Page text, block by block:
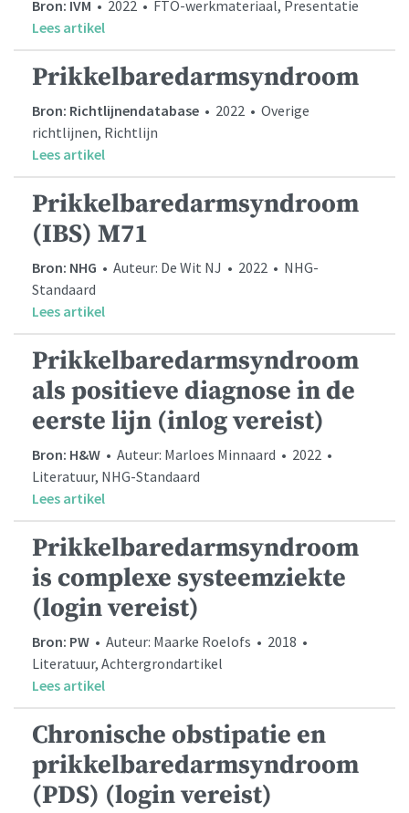
Bron: IVM • 2022 • FTO-werkmateriaal, Presentatie
Lees artikel
Prikkelbaredarmsyndroom
Bron: Richtlijnendatabase • 2022 • Overige
richtlijnen, Richtlijn
Lees artikel
Prikkelbaredarmsyndroom
(IBS) M71
Bron: NHG • Auteur: De Wit NJ • 2022 • NHG-
Standaard
Lees artikel
Prikkelbaredarmsyndroom
als positieve diagnose in de
eerste lijn (inlog vereist)
Bron: H&W • Auteur: Marloes Minnaard • 2022 •
Literatuur, NHG-Standaard
Lees artikel
Prikkelbaredarmsyndroom
is complexe systeemziekte
(login vereist)
Bron: PW • Auteur: Maarke Roelofs • 2018 •
Literatuur, Achtergrondartikel
Lees artikel
Chronische obstipatie en
prikkelbaredarmsyndroom
(PDS) (login vereist)